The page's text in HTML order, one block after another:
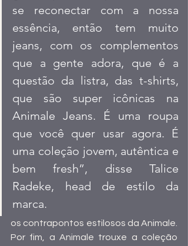
se reconectar com a nossa
essência, então tem muito
jeans, com os complementos
que a gente adora, que é a
questão da listra, das t-shirts,
que são super icônicas na
Animale Jeans. É uma roupa
que você quer usar agora. É
uma coleção jovem, autêntica e
bem fresh”, disse Talice
Radeke, head de estilo da
marca.
os contrapontos estilosos da Animale.
Por fim, a Animale trouxe a coleção